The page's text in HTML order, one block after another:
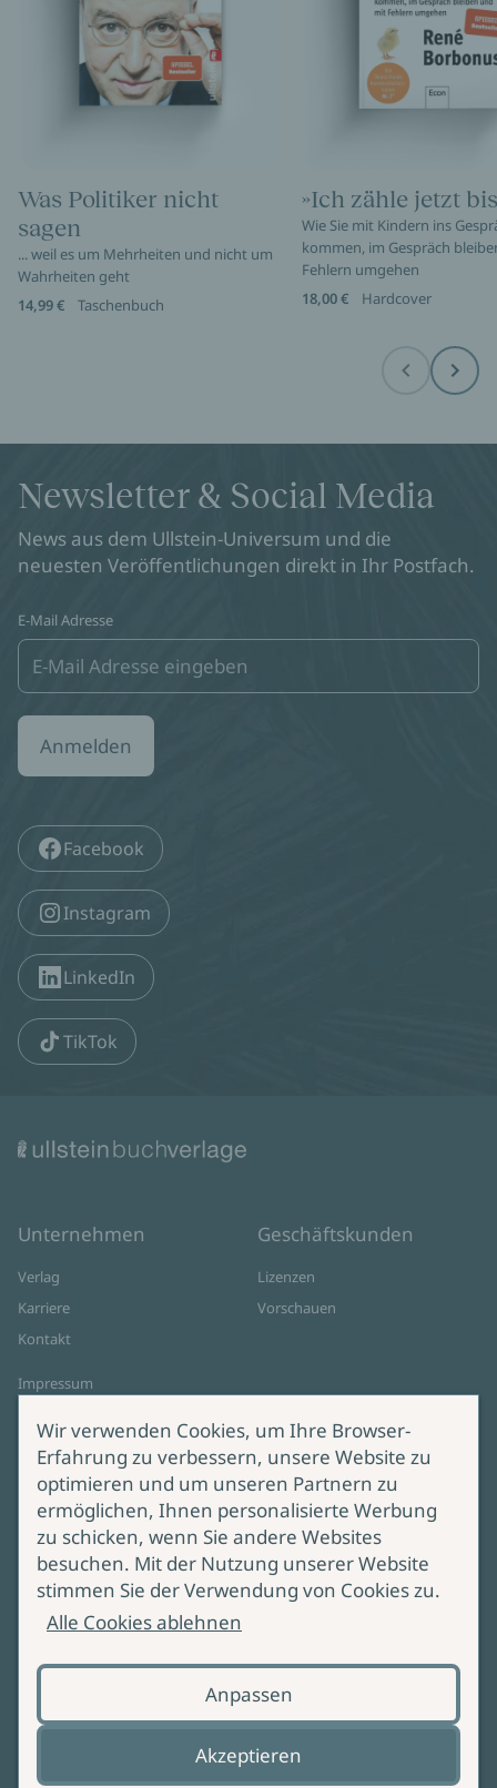
Was Politiker nicht
sagen
... weil es um Mehrheiten und nicht um
Wahrheiten geht
14,99 €
Taschenbuch
»Ich zähle jetzt
Wie Sie mit Kindern ins
kommen, im Gespräch
Fehlern umgehen
18,00 €
Hardcover
Before Next
Newsletter & Social Media
News aus dem Ullstein-Universum und die
neuesten Veröffentlichungen direkt in Ihr Postfach.
E-Mail Adresse
Anmelden
Facebook
Instagram
LinkedIn
TikTok
Unternehmen
Verlag
Karriere
Kontakt
Impressum
Cookie-Einstellungen
AGB Online Shop
Geschäftskunden
Lizenzen
Vorschauen
Service
Lieferung & Versand
Produktsicherheit
Bei Fragen zur Produktsicherheit
wenden Sie sich bitte an
Wir verwenden Cookies, um Ihre Browser-
Erfahrung zu verbessern, unsere Website zu
optimieren und um unseren Partnern zu
ermöglichen, Ihnen personalisierte Werbung
zu schicken, wenn Sie andere Websites
besuchen. Mit der Nutzung unserer Website
stimmen Sie der Verwendung von Cookies zu.
Alle Cookies ablehnen
Anpassen
Akzeptieren